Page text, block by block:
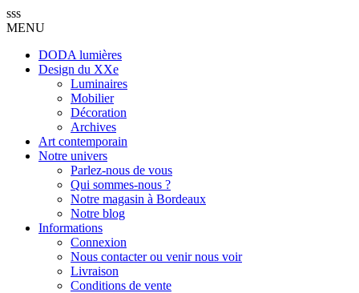
sss
MENU
DODA lumières
Design du XXe
Luminaires
Mobilier
Décoration
Archives
Art contemporain
Notre univers
Parlez-nous de vous
Qui sommes-nous ?
Notre magasin à Bordeaux
Notre blog
Informations
Connexion
Nous contacter ou venir nous voir
Livraison
Conditions de vente